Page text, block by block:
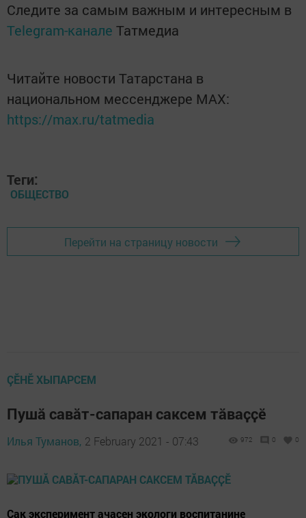
Следите за самым важным и интересным в
Telegram-канале Татмедиа
Читайте новости Татарстана в
национальном мессенджере MАХ:
https://max.ru/tatmedia
Теги:
ОБЩЕСТВО
Перейти на страницу новости
ÇӖНӖ ХЫПАРСЕМ
Пушӑ савӑт-сапаран саксем тӑваҫҫӗ
Илья Туманов, 2 February 2021 - 07:43 972 0 0
Ҫак эксперимент ачасен экологи воспитанине